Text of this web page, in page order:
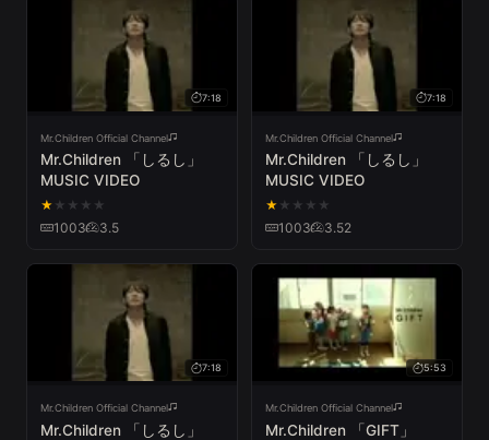
7:18
Mr.Children Official Channel
Mr.Children 「しるし」
MUSIC VIDEO
★ ★ ★ ★ ★
1003 3.5
7:18
Mr.Children Official Channel
Mr.Children 「しるし」
MUSIC VIDEO
★ ★ ★ ★ ★
1003 3.52
7:18
Mr.Children Official Channel
Mr.Children 「しるし」
5:53
Mr.Children Official Channel
Mr.Children 「GIFT」